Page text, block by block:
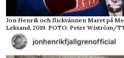
Jon Henrik och flickvännen Maret på
Leksand, 2019. FOTO: Peter Wixtröm/